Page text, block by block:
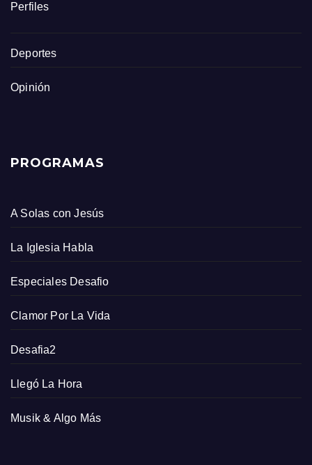
Perfiles
Deportes
Opinión
PROGRAMAS
A Solas con Jesús
La Iglesia Habla
Especiales Desafio
Clamor Por La Vida
Desafia2
Llegó La Hora
Musik & Algo Más